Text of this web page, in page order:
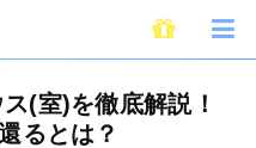
【ハウス別】第１２ハウス(室)
(室)を徹底解説！
るとは？